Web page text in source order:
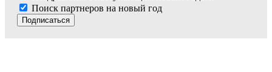
Поиск партнеров на новый год
Подписаться